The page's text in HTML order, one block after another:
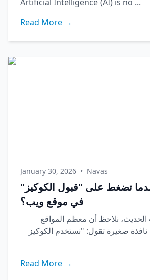
Read More →
January 30, 2026 • Navas
تضغط على "قبول الكوكيز"
في موقع ويب؟
نلاحظ أن معظم المواقع
نافذة صغيرة تقول: "نستخدم الكوكيز
Read More →